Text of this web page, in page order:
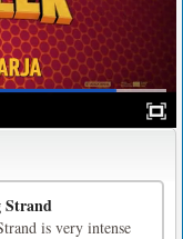
is very intense